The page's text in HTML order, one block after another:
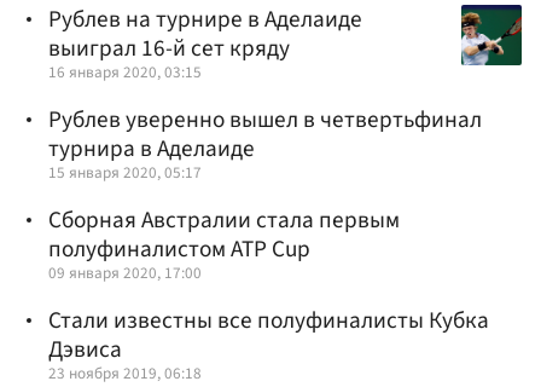
Рублев на турнире в Аделаиде
выиграл 16-й сет кряду
16 января 2020, 03:15
Рублев уверенно вышел в четвертьфинал
турнира в Аделаиде
15 января 2020, 05:17
Сборная Австралии стала первым
полуфиналистом ATP Cup
09 января 2020, 17:00
Стали известны все полуфиналисты Кубка
Дэвиса
23 ноября 2019, 06:18